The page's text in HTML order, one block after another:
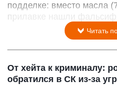
подделке: вместо масла
прилавке нашли
Читать
От хейта к криминалу:
обратился в СК из-за